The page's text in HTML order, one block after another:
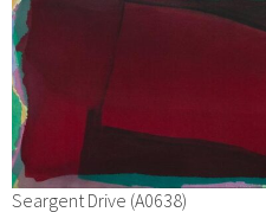
Seargent Drive (A0638)